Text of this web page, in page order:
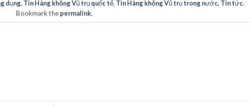
dụng, Tin Hàng không Vũ trụ quốc tế, Tin Hàng không Vũ trụ trong nước, Tin tức.
Bookmark the permalink.